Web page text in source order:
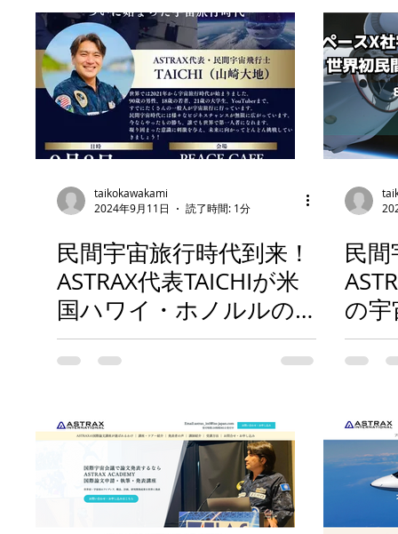
「めざせ！宇宙開拓の第
一人者」のテーマで研究
授業も！
っ
講演
taikokawakami
2024年9月11日
読了時間: 1分
民間宇宙旅行時代到来！
ASTRAX代表TAICHIが米
国ハワイ・ホノルルの
ピースカフェで民間宇宙
飛行士TAICHI宇宙講演会
に行ける時代がやって
きた！」と題して講演！
民
の
ン
ー
宙飛
地）